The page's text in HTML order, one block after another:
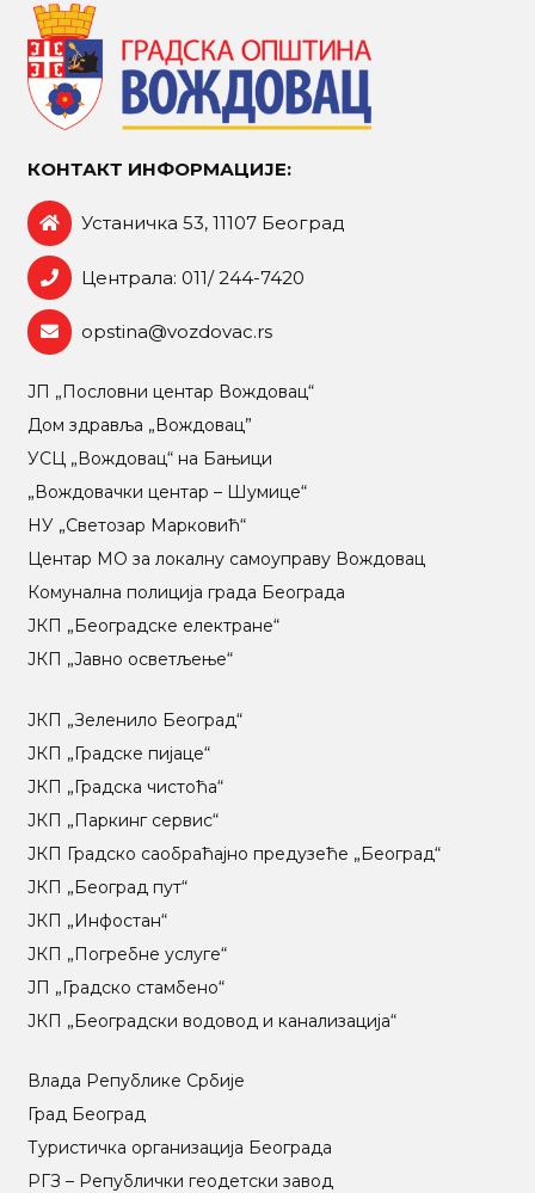
КОНТАКТ ИНФОРМАЦИЈЕ:
Устаничка 53, 11107 Београд
Централа: 011/ 244-7420
opstina@vozdovac.rs
ЈП „Пословни центар Вождовац“
Дом здравља „Вождовац”
УСЦ „Вождовац“ на Бањици
„Вождовачки центар – Шумице“
НУ „Светозар Марковић“
Центар МO за локалну самоуправу Вождовац
Комунална полиција града Београда
ЈКП „Београдске електране“
ЈКП „Јавно осветљење“
ЈКП „Зеленило Београд“
ЈКП „Градске пијаце“
ЈКП „Градска чистоћа“
ЈКП „Паркинг сервис“
ЈКП Градско саобраћајно предузеће „Београд“
ЈКП „Београд пут“
ЈКП „Инфостан“
ЈКП „Погребне услуге“
ЈП „Градско стамбено“
ЈКП „Београдски водовод и канализација“
Влада Републике Србије
Град Београд
Туристичка организација Београда
РГЗ – Републички геодетски завод